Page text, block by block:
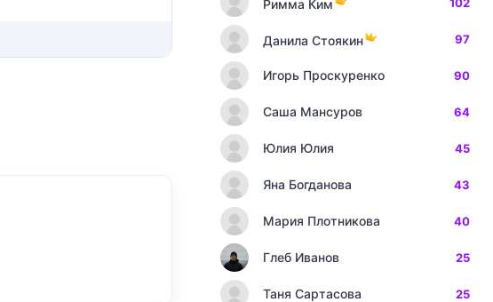
Римма Ким
Данила Стоякин 97
Игорь Проскуренко 90
Саша Мансуров 64
Юлия Юлия 45
Яна Богданова 43
Мария Плотникова 40
Глеб Иванов 25
Таня Сартасова 25